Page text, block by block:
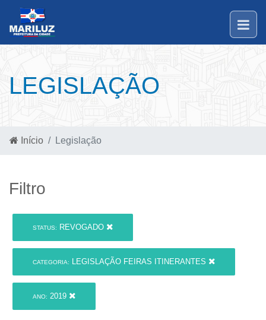
LEGISLAÇÃO
Início Legislação
Filtro
STATUS: REVOGADO
CATEGORIA: LEGISLAÇÃO FEIRAS ITINERANTES
ANO: 2019